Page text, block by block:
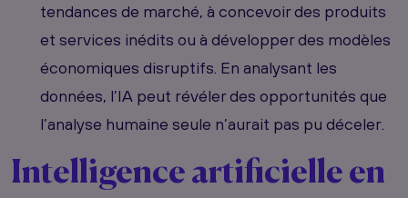
tendances de marché, à concevoir des produits
et services inédits ou à développer des modèles
économiques disruptifs. En analysant les
données, l’IA peut révéler des opportunités que
l’analyse humaine seule n’aurait pas pu déceler.
Intelligence artificielle en